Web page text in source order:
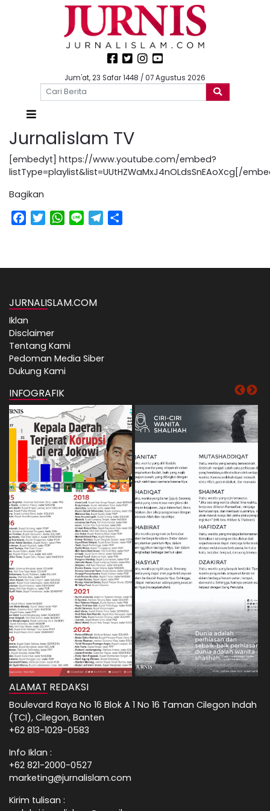
Jum'at, 23 Safar 1448 / 07 Agustus 2026
Jurnalislam TV
[embedyt] https://www.youtube.com/embed?
listType=playlist&list=UUtHZWaMxJ4nOLdsSnEAoXcg[/
Bagikan
Facebook
TwitterWhatsApp
Line Telegram
JURNALISLAM.COM
Iklan
Disclaimer
Tentang Kami
Pedoman Media Siber
Dukung Kami
INFOGRAFIK
ALAMAT REDAKSI
Boulevard Raya No 16 Blok A 1 No 16 Taman Cilegon Indah
(TCI), Cilegon, Banten
+62 813-1029-0583
Info Iklan :
+62 821-2000-0527
marketing@jurnalislam.com
Kirim tulisan :